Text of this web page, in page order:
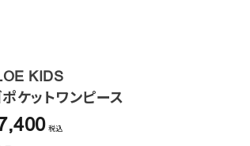
KIDS
ケットワンピース
税込